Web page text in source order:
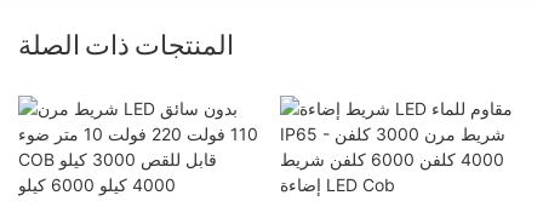
المنتجات ذات الصلة